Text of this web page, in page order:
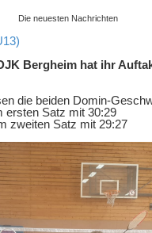
Die neuesten Nachrichten
Bergheim hat ihr
die beiden Domin-
ersten Satz mit 30:29
zweiten Satz mit 29:27